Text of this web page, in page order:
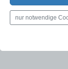
nur notwendige